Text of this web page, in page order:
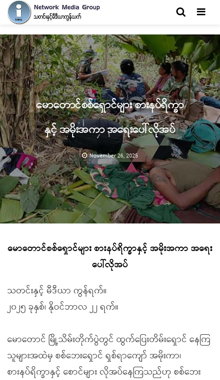
မောတောင်စစ်ရှောင်များ စားနပ်ရိက္ခာ
နှင့် အမိုးအကာ အရေးပေါ်လိုအပ်
November 26, 2025
မောတောင်စစ်ရှောင်များ စားနပ်ရိက္ခာနှင့် အမိုးအကာ အရေး
ပေါ်လိုအပ်
သတင်းနှင့် မီဒီယာ ကွန်ရက်။
၂၀၂၅ ခုနှစ်၊ နိုဝင်ဘာလ ၂၂ ရက်။
မော‌တောင် မြို့သိမ်းတိုက်ပွဲတွင် ထွက်ပြေးတိမ်းရှောင် နေကြ
သူများအထဲမှ စစ်ဘေးရှောင် ရှစ်ရာကျော် အမိုးကာ၊
စားနပ်ရိက္ခာနှင့် စောင်များ လိုအပ်နေကြသည်ဟု စစ်ဘေး